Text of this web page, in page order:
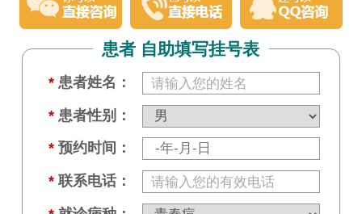
患者 自助填写挂号表
* 患者姓名：
* 患者性别：
* 预约时间：
* 联系电话：